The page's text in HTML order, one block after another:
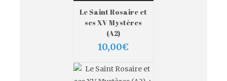
AJOUTER AU
PANIER
VIEW MORE
Le Saint Rosaire et
ses XV Mystères
(A2)
10,00€